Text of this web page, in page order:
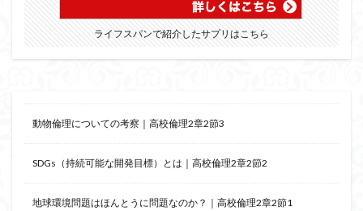
ライフスパンで紹介したサプリはこちら
動物倫理についての考察｜高校倫理2章2節3
SDGs（持続可能な開発目標）とは｜高校倫理2章2節2
地球環境問題はほんとうに問題なのか？｜高校倫理2章2節1